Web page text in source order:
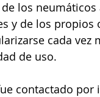
los
y de los propios
cada vez
de uso.
contactado por